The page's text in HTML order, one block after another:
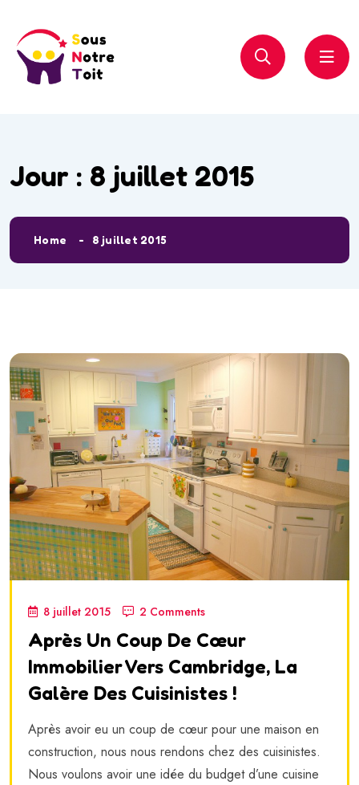
Jour : 8 juillet 2015
Home 8 juillet 2015
8 juillet 2015 2 Comments
Après Un Coup De Cœur
Immobilier Vers Cambridge, La
Galère Des Cuisinistes !
Après avoir eu un coup de cœur pour une maison en
construction, nous nous rendons chez des cuisinistes.
Nous voulons avoir une idée du budget d’une cuisine